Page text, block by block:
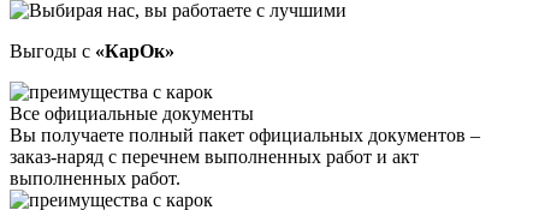
Выгоды с «КарОк»
Все официальные документы
Вы получаете полный пакет официальных документов –
заказ-наряд с перечнем выполненных работ и акт
выполненных работ.